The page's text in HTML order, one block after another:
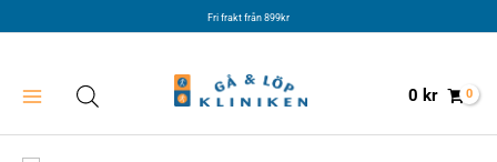
Fri frakt från 899kr
0 kr